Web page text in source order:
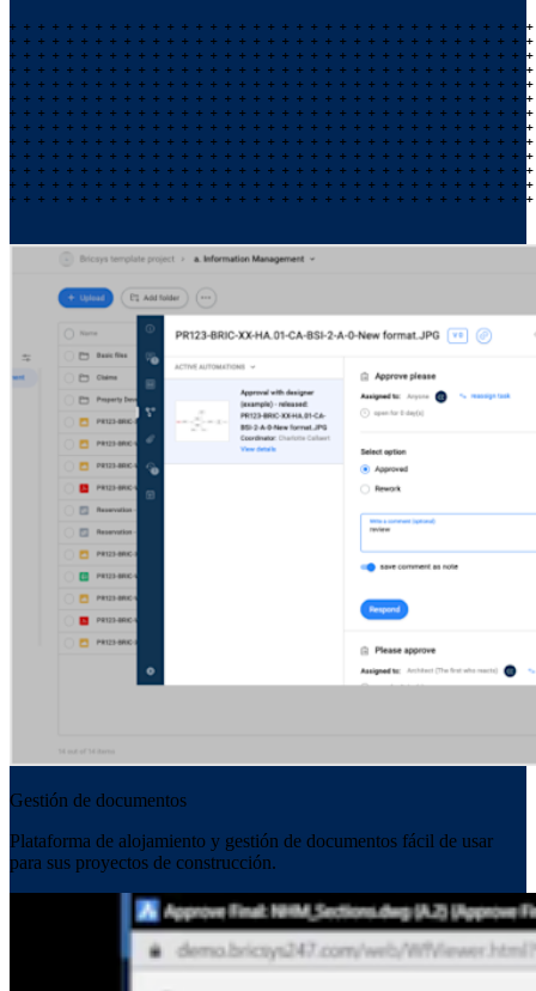
Gestión de documentos
Plataforma de alojamiento y gestión de documentos fácil de usar
para sus proyectos de construcción.